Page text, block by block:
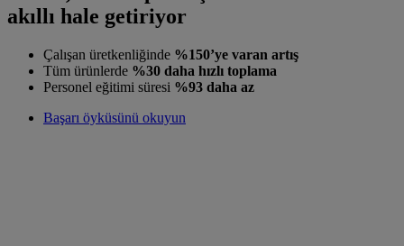
akıllı hale getiriyor
Çalışan üretkenliğinde %150’ye varan artış
Tüm ürünlerde %30 daha hızlı toplama
Personel eğitimi süresi %93 daha az
Başarı öyküsünü okuyun